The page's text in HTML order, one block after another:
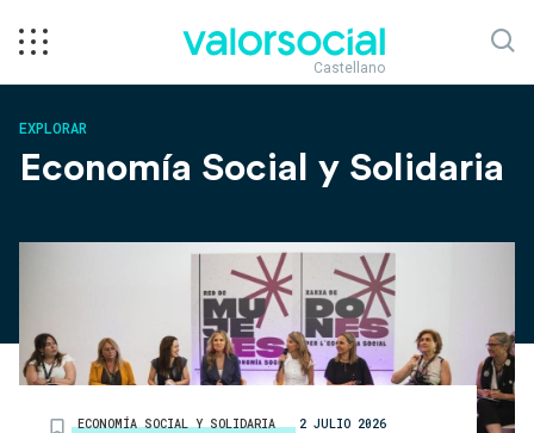
Castellano
EXPLORAR
Economía Social y Solidaria
ECONOMÍA SOCIAL Y SOLIDARIA 2 JULIO 2026